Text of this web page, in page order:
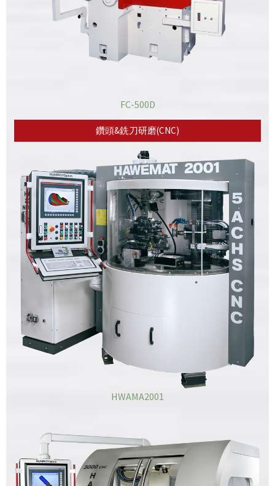
FC-500D
鑽頭&銑刀研磨(CNC)
HWAMA2001